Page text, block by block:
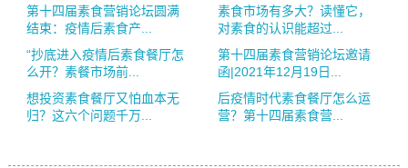
第十四届素食营销论坛圆满
结束：疫情后素食产...
素食市场有多大？读懂它，
对素食的认识能超过...
“抄底进入疫情后素食餐厅怎
么开？素餐市场前...
第十四届素食营销论坛邀请
函|2021年12月19日...
想投资素食餐厅又怕血本无
归？这六个问题千万...
后疫情时代素食餐厅怎么运
营？第十四届素食营...